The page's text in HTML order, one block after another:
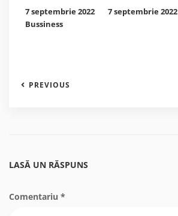
7 septembrie 2022 7 septembrie 2022
Bussiness
PREVIOUS
LASĂ UN RĂSPUNS
Comentariu *